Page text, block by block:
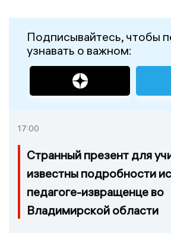
Подписывайтесь, чтобы
узнавать о важном:
17:00
Странный презент для
известны подробности
педагоге-извращенце во
Владимирской области